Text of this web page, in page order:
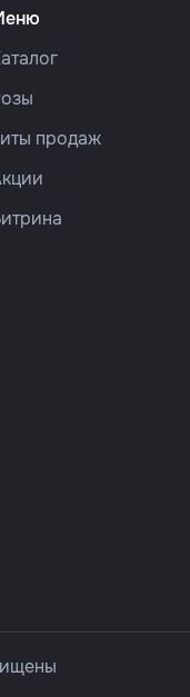
продаж